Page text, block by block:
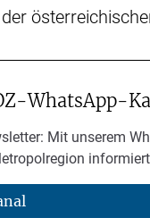
WhatsApp-
Mit unserem